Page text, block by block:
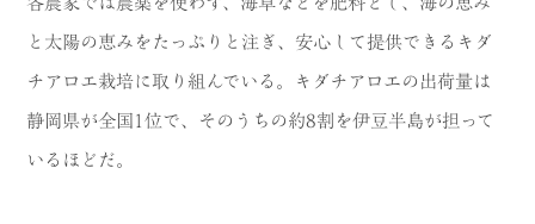
と太陽の恵みをたっぷりと注ぎ、安心して提供できるキダ
チアロエ栽培に取り組んでいる。キダチアロエの出荷量は
静岡県が全国1位で、そのうちの約8割を伊豆半島が担って
いるほどだ。